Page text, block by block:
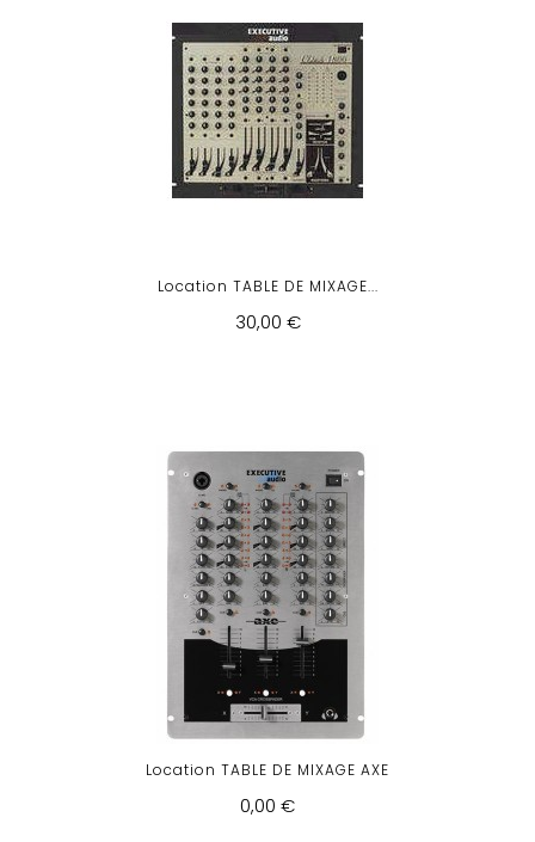
Location TABLE DE MIXAGE...
30,00 €
Location TABLE DE MIXAGE AXE
0,00 €